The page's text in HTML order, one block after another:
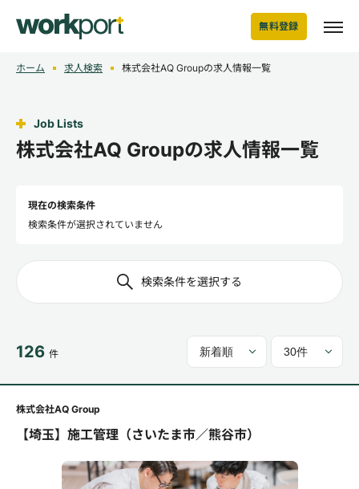
無料登録
ホーム 求人検索 株式会社AQ Groupの求人情報一覧
Job Lists
株式会社AQ Groupの求人情報一覧
現在の検索条件
検索条件が選択されていません
検索条件を選択する
126 件
株式会社AQ Group
【埼玉】施工管理（さいたま市／熊谷市）